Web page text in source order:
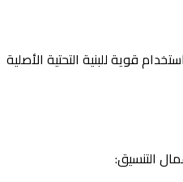
قوية للبنية التحتية الأصلية
التنسيق: